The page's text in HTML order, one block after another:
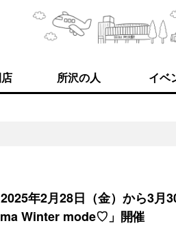
所沢の人 イベ
年2月28日（金）から3月
Winter mode♡」開催